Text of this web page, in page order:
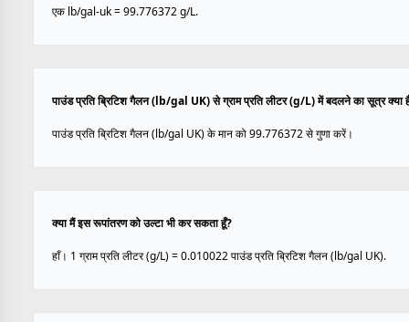
एक lb/gal-uk = 99.776372 g/L.
पाउंड प्रति ब्रिटिश गैलन (lb/gal UK) से ग्राम प्रति लीटर (g/L) में बदलने का सूत्र क्या
पाउंड प्रति ब्रिटिश गैलन (lb/gal UK) के मान को 99.776372 से गुणा करें।
क्या मैं इस रूपांतरण को उल्टा भी कर सकता हूँ?
हाँ। 1 ग्राम प्रति लीटर (g/L) = 0.010022 पाउंड प्रति ब्रिटिश गैलन (lb/gal UK).